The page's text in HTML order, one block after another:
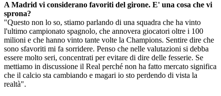
A Madrid vi considerano favoriti del girone. E' una cosa che vi
sprona?
"Questo non lo so, stiamo parlando di una squadra che ha vinto
l'ultimo campionato spagnolo, che annovera giocatori oltre i 100
milioni e che hanno vinto tante volte la Champions. Sentire dire che
sono sfavoriti mi fa sorridere. Penso che nelle valutazioni si debba
essere molto seri, concentrati per evitare di dire delle fesserie. Se
mettiamo in discussione il Real perché non ha fatto mercato significa
che il calcio sta cambiando e magari io sto perdendo di vista la
realtà".